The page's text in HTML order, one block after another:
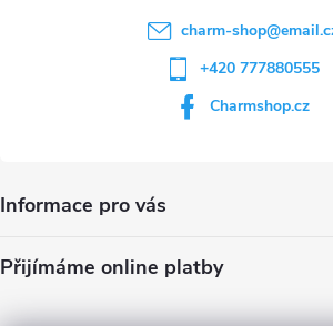
charm-shop@
+420 777880555
Charmshop.cz
Informace pro vás
Přijímáme online platby